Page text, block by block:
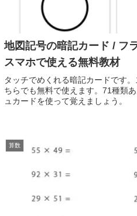
地図記号の暗記カード / フ
スマホで使える無料教材
タッチでめくれる暗記カードです
ちらでも無料で使えます。71種類
ュカードを使って覚えましょう。
算数